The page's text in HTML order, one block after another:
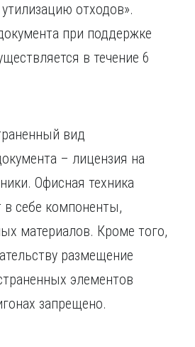
отходов».
при поддержке
в течение 6
вид
– лицензия на
Офисная техника
в себе компоненты,
материалов. Кроме того,
размещение
элементов
запрещено.